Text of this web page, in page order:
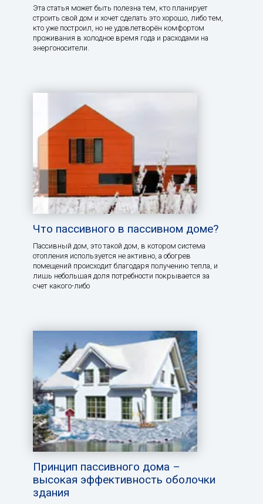
Эта статья может быть полезна тем, кто планирует
строить свой дом и хочет сделать это хорошо, либо тем,
кто уже построил, но не удовлетворён комфортом
проживания в холодное время года и расходами на
энергоносители.
Что пассивного в пассивном доме?
Пассивный дом, это такой дом, в котором система
отопления используется не активно, а обогрев
помещений происходит благодаря получению тепла, и
лишь небольшая доля потребности покрывается за
счет какого-либо
Принцип пассивного дома –
высокая эффективность оболочки
здания